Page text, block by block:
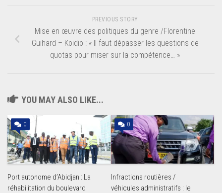
PREVIOUS STORY
Mise en œuvre des politiques du genre /Florentine
Guihard – Koidio : « Il faut dépasser les questions de
quotas pour miser sur la compétence… »
YOU MAY ALSO LIKE...
0
Port autonome d’Abidjan : La
réhabilitation du boulevard
0
Infractions routières /
véhicules administratifs : le